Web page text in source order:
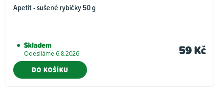
Apetit - sušené rybičky 50 g
Skladem
Odesíláme 6.8.2026 59 Kč
DO KOŠÍKU